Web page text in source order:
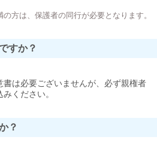
方は、保護者の同行が必要となります。
すか？
は必要ございませんが、必ず親権者
ください。
？